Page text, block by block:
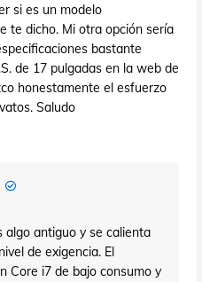
si es un modelo
te dicho. Mi otra opción sería
bastante
de 17 pulgadas en la web de
honestamente el esfuerzo
Saludo
algo antiguo y se calienta
de exigencia. El
Core i7 de bajo consumo y